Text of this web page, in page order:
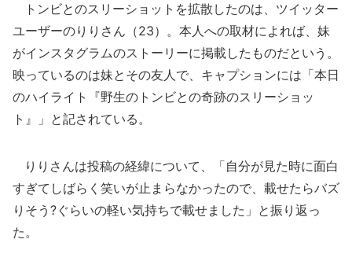
トンビとのスリーショットを拡散したのは、ツイッター
ユーザーのりりさん（23）。本人への取材によれば、妹
がインスタグラムのストーリーに掲載したものだという。
映っているのは妹とその友人で、キャプションには「本日
のハイライト『野生のトンビとの奇跡のスリーショッ
ト』」と記されている。
りりさんは投稿の経緯について、「自分が見た時に面白
すぎてしばらく笑いが止まらなかったので、載せたらバズ
りそう?ぐらいの軽い気持ちで載せました」と振り返っ
た。